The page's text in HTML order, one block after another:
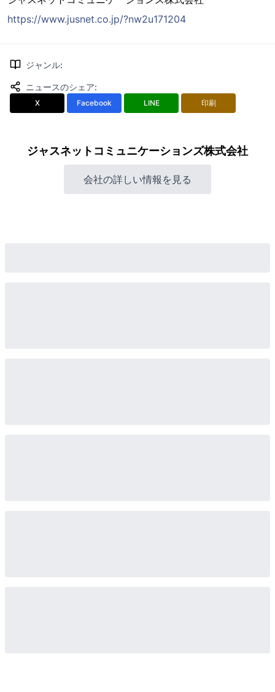
https://www.jusnet.co.jp/?nw2u171204
ジャンル:
ニュースのシェア:
X Facebook LINE 印刷
ジャスネットコミュニケーションズ株式会社
会社の詳しい情報を見る